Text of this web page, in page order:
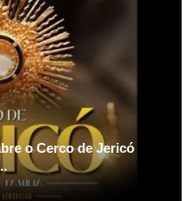
o Cerco de Jericó